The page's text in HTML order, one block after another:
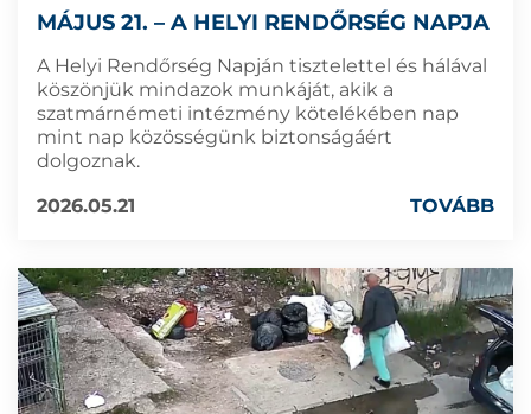
MÁJUS 21. – A HELYI RENDŐRSÉG NAPJA
A Helyi Rendőrség Napján tisztelettel és hálával
köszönjük mindazok munkáját, akik a
szatmárnémeti intézmény kötelékében nap
mint nap közösségünk biztonságáért
dolgoznak.
2026.05.21
TOVÁBB